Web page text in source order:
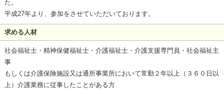
た。
平成27年より、参加をさせていただいております。
求める人材
社会福祉士・精神保健福祉士・介護福祉士・介護支援専門員・社会福祉主
事
もしくは介護保険施設又は通所事業所において常勤２年以上（３６０日以
上）介護業務に従事したことがある方